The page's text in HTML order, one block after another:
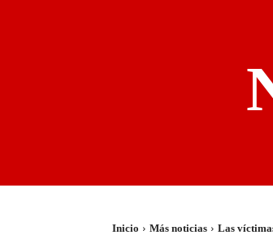
Inicio Más noticias Las